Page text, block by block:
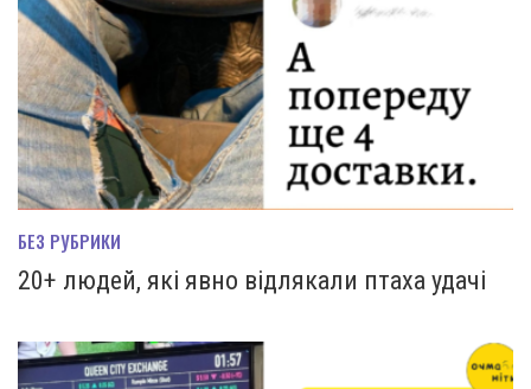
БЕЗ РУБРИКИ
20+ людей, які явно відлякали птаха удачі